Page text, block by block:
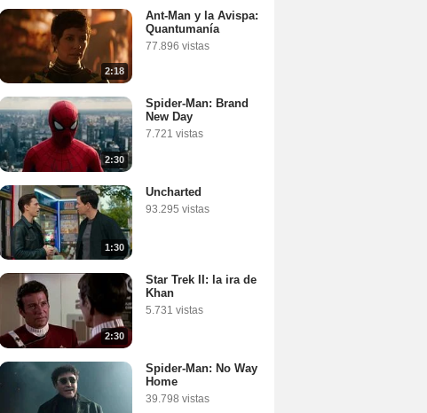
2:18
Ant-Man y la Avispa:
Quantumanía
77.896 vistas
2:30
Spider-Man: Brand
New Day
7.721 vistas
1:30
Uncharted
93.295 vistas
2:30
Star Trek II: la ira de
Khan
5.731 vistas
Spider-Man: No Way
Home
39.798 vistas